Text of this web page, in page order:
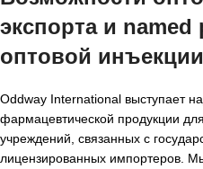
экспорта и
оптовой
Oddway International выступает
фармацевтической продукции
учреждений, связанных с
лицензированных импортеров.